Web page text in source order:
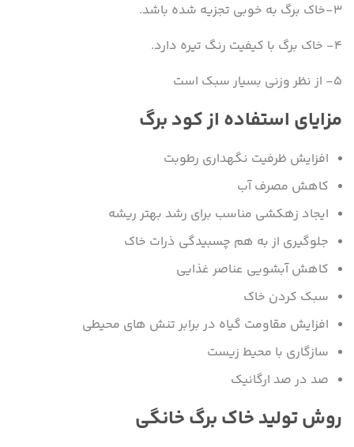
۳-خاک برگ به خوبی تجزیه شده باشد.
۴- خاک برگ با کیفیت رنگ تیره دارد.
۵- از نظر وزنی بسیار سبک است
مزایای استفاده از کود برگ
افزایش ظرفیت نگهداری رطوبت
کاهش مصرف آب
ایجاد زهکشی مناسب برای رشد بهتر ریشه
جلوگیری از به هم چسبیدگی ذرات خاک
کاهش آبشویی عناصر غذایی
سبک کردن خاک
افزایش مقاومت گیاه در برابر تنش های محیطی
سازگاری با محیط زیست
صد در صد ارگانیک
روش تولید خاک برگ خانگی